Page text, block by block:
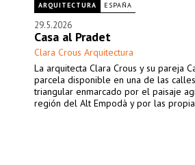
ARQUITECTURA ESPAÑA
29.5.2026
Casa al Pradet
Clara Crous Arquitectura
La arquitecta Clara Crous y su pareja
parcela disponible en una de las
triangular enmarcado por el paisaje
región del Alt Empodà y por las